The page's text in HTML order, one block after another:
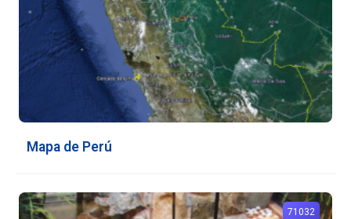
Mapa de Perú
71032